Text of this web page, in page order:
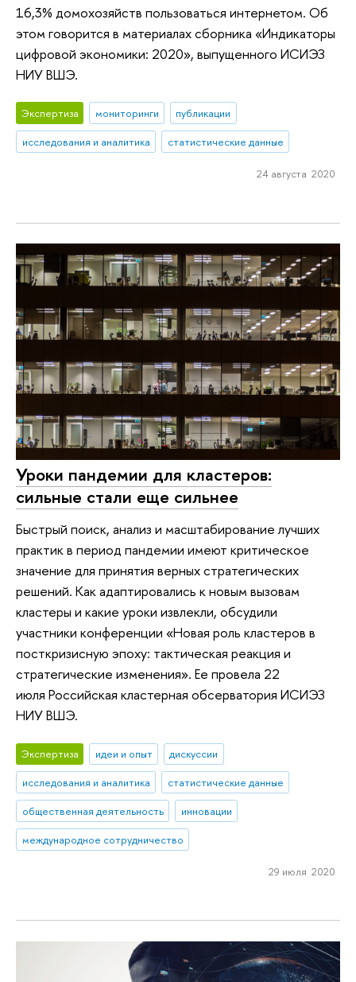
16,3% домохозяйств пользоваться интернетом. Об
этом говорится в материалах сборника «Индикаторы
цифровой экономики: 2020», выпущенного ИСИЭЗ
НИУ ВШЭ.
Экспертиза мониторинги
публикации
исследования и аналитика
статистические данные
24 августа 2020
Уроки пандемии для кластеров:
сильные стали еще сильнее
Быстрый поиск, анализ и масштабирование лучших
практик в период пандемии имеют критическое
значение для принятия верных стратегических
решений. Как адаптировались к новым вызовам
кластеры и какие уроки извлекли, обсудили
участники конференции «Новая роль кластеров в
посткризисную эпоху: тактическая реакция и
стратегические изменения». Ее провела 22
июля Российская кластерная обсерватория ИСИЭЗ
НИУ ВШЭ.
Экспертиза идеи и опыт
дискуссии
исследования и аналитика
статистические данные
общественная деятельность
инновации
международное сотрудничество
29 июля 2020